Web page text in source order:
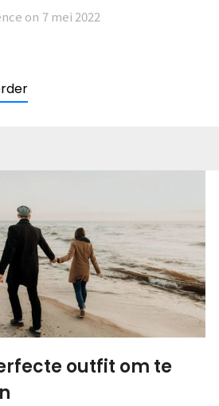
on 7 mei 2022
outfit om te